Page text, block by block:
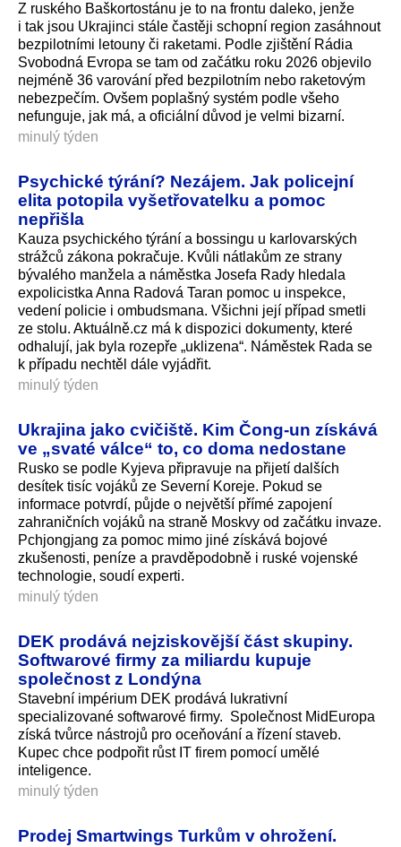
Z ruského Baškortostánu je to na frontu daleko, jenže
i tak jsou Ukrajinci stále častěji schopní region zasáhnout
bezpilotními letouny či raketami. Podle zjištění Rádia
Svobodná Evropa se tam od začátku roku 2026 objevilo
nejméně 36 varování před bezpilotním nebo raketovým
nebezpečím. Ovšem poplašný systém podle všeho
nefunguje, jak má, a oficiální důvod je velmi bizarní.
minulý týden
Psychické týrání? Nezájem. Jak policejní
elita potopila vyšetřovatelku a pomoc
nepřišla
Kauza psychického týrání a bossingu u karlovarských
strážců zákona pokračuje. Kvůli nátlakům ze strany
bývalého manžela a náměstka Josefa Rady hledala
expolicistka Anna Radová Taran pomoc u inspekce,
vedení policie i ombudsmana. Všichni její případ smetli
ze stolu. Aktuálně.cz má k dispozici dokumenty, které
odhalují, jak byla rozepře „uklizena“. Náměstek Rada se
k případu nechtěl dále vyjádřit.
minulý týden
Ukrajina jako cvičiště. Kim Čong-un získává
ve „svaté válce“ to, co doma nedostane
Rusko se podle Kyjeva připravuje na přijetí dalších
desítek tisíc vojáků ze Severní Koreje. Pokud se
informace potvrdí, půjde o největší přímé zapojení
zahraničních vojáků na straně Moskvy od začátku invaze.
Pchjongjang za pomoc mimo jiné získává bojové
zkušenosti, peníze a pravděpodobně i ruské vojenské
technologie, soudí experti.
minulý týden
DEK prodává nejziskovější část skupiny.
Softwarové firmy za miliardu kupuje
společnost z Londýna
Stavební impérium DEK prodává lukrativní
specializované softwarové firmy. Společnost MidEuropa
získá tvůrce nástrojů pro oceňování a řízení staveb.
Kupec chce podpořit růst IT firem pomocí umělé
inteligence.
minulý týden
Prodej Smartwings Turkům v ohrožení.